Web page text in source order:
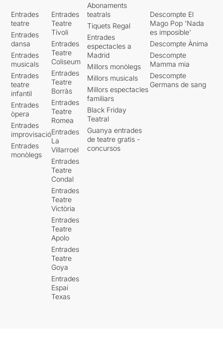
Entrades
teatre
Entrades
dansa
Entrades
musicals
Entrades
teatre
infantil
Entrades
òpera
Entrades
improvisació
Entrades
monòlegs
Entrades
Teatre
Tívoli
Entrades
Teatre
Coliseum
Entrades
Teatre
Borràs
Entrades
Teatre
Romea
Entrades
La
Villarroel
Entrades
Teatre
Condal
Entrades
Teatre
Victòria
Entrades
Teatre
Apolo
Entrades
Teatre
Goya
Entrades
Espai
Texas
Abonaments
teatrals
Tiquets Regal
Entrades
espectacles a
Madrid
Millors monòlegs
Millors musicals
Millors espectacles
familiars
Black Friday
Teatral
Guanya entrades
de teatre gratis -
concursos
Descompte El
Mago Pop 'Nada
es imposible'
Descompte Ànima
Descompte
Mamma mia
Descompte
Germans de sang